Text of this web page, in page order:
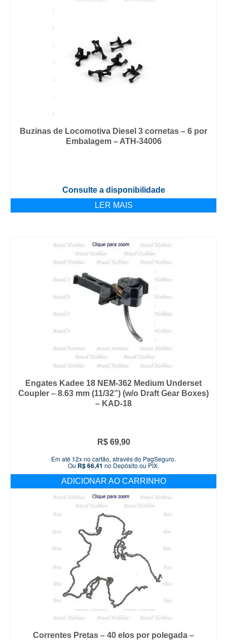
Buzinas de Locomotiva Diesel 3 cornetas – 6 por
Embalagem – ATH-34006
Consulte a disponibilidade
LER MAIS
Engates Kadee 18 NEM-362 Medium Underset
Coupler – 8.63 mm (11/32”) (w/o Draft Gear Boxes)
– KAD-18
R$69,90
Em até 12x no cartão, através do PagSeguro.
Ou R$66,41 no Depósito ou PIX.
ADICIONAR AO CARRINHO
Correntes Pretas – 40 elos por polegada –